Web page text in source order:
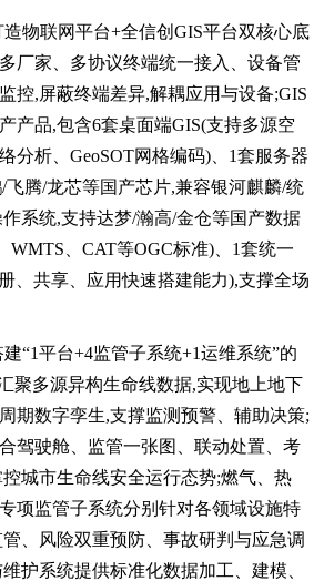
造物联网平台+全信创GIS平台双核心底
厂家、多协议终端统一接入、设备管
控,屏蔽终端差异,解耦应用与设备;GIS
产品,包含6套桌面端GIS(支持多源空
分析、GeoSOT网格编码)、1套服务器
飞腾/龙芯等国产芯片,兼容银河麒麟/统
系统,支持达梦/瀚高/金仓等国产数据
WMTS、CAT等OGC标准)、1套统一
、共享、应用快速搭建能力),支撑全场
建“1平台+4监管子系统+1运维系统”的
聚多源异构生命线数据,实现地上地下
期数字孪生,支撑监测预警、辅助决策;
驾驶舱、监管一张图、联动处置、考
城市生命线安全运行态势;燃气、热
项监管子系统分别针对各领域设施特
、风险双重预防、事故研判与应急调
护系统提供标准化数据加工、建模、